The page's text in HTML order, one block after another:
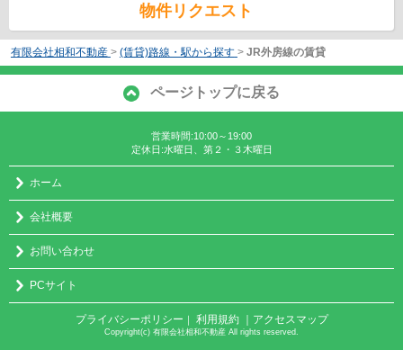
物件リクエスト
有限会社相和不動産 > (賃貸)路線・駅から探す > JR外房線の賃貸
ページトップに戻る
営業時間:10:00～19:00
定休日:水曜日、第２・３木曜日
ホーム
会社概要
お問い合わせ
PCサイト
プライバシーポリシー ｜ 利用規約 ｜アクセスマップ
Copyright(c) 有限会社相和不動産 All rights reserved.